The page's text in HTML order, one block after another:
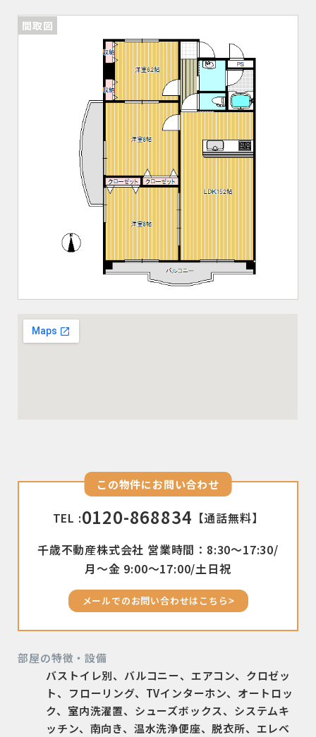
間取図
この物件にお問い合わせ
TEL :0120-868834 【通話無料】
千歳不動産株式会社 営業時間：8:30〜17:30/
月〜金 9:00〜17:00/土日祝
メールでのお問い合わせはこちら
部屋の特徴・設備
バストイレ別、バルコニー、エアコン、クロゼッ
ト、フローリング、TVインターホン、オートロッ
ク、室内洗濯置、シューズボックス、システムキ
ッチン、南向き、温水洗浄便座、脱衣所、エレベ